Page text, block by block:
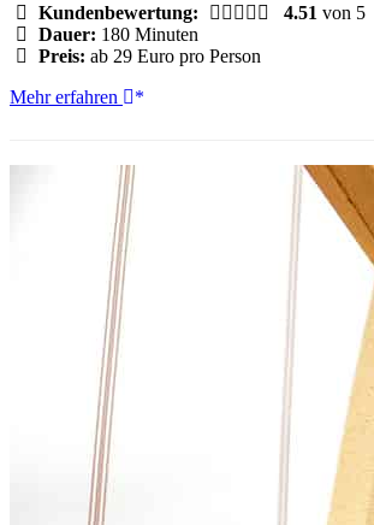
Kundenbewertung:
4.51 von 5
Dauer: 180 Minuten
Preis: ab 29 Euro pro Person
San
stündige
Mehr erfahren